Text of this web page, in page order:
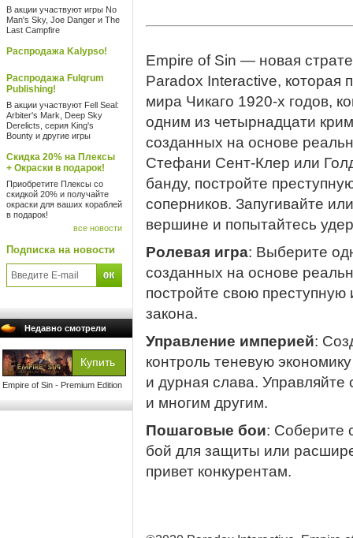
В акции участвуют игры No
Man's Sky, Joe Danger и The
Last Campfire
Распродажа Kalypso!
Распродажа Fulqrum
Publishing!
В акции участвуют Fell Seal:
Arbiter's Mark, Deep Sky
Derelicts, серия King's
Bounty и другие игры
Скидка 20% на Плексы
+ Окраски в подарок!
Приобретите Плексы со
скидкой 20% и получайте
окраски для ваших кораблей
в подарок!
все новости
Подписка на новости
Недавно смотрели
Empire of Sin - Premium Edition
Empire of Sin — новая
Paradox Interactive, которая
мира Чикаго 1920-х годов,
одним из четырнадцати
созданных на основе
Стефани Сент-Клер или
банду, постройте
соперников. Запугивайте
вершине и попытайтесь
Ролевая игра: Выберите
созданных на основе
постройте свою
закона.
Управление империей:
контроль теневую
и дурная слава.
и многим другим.
Пошаговые бои: Соберите
бой для защиты или
привет конкурентам.